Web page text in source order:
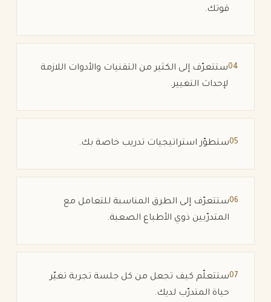
قوتك.
04ستتعرّف إلى الكثير من التقنيات والأدوات اللازمة
لإحداث التغيير.
05ستطوّر استراتيجيات تدريب خاصة بك.
06ستتعرّف إلى الطرق المناسبة للتعامل مع
المتدرّبين ذوي الأطباع الصعبة.
07ستتعلّم كيف تجعل من كل جلسة تجربة تغيّر
حياة المتدرّب لديك.